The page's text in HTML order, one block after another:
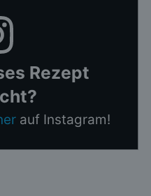
Rezept
auf Instagram!